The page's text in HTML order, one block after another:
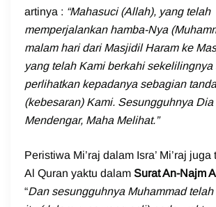
artinya : “Mahasuci (Allah), yang telah
memperjalankan hamba-Nya
malam hari dari Masjidil Haram ke
yang telah Kami berkahi sekelilingnya
perlihatkan kepadanya sebagian
(kebesaran) Kami. Sesungguhnya Dia
Mendengar, Maha Melihat.”
Peristiwa Mi’raj dalam Isra’ Mi’raj
Al Quran yaktu dalam Surat An-Najm
“Dan sesungguhnya Muhammad